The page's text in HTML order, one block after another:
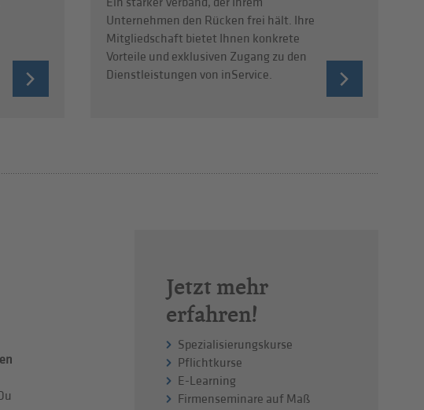
Unternehmen den Rücken frei hält. Ihre
Mitgliedschaft bietet Ihnen konkrete
Vorteile und exklusiven Zugang zu den
Dienstleistungen von inService.
Jetzt mehr
erfahren!
Spezialisierungskurse
Pflichtkurse
E-Learning
Firmenseminare auf Maß